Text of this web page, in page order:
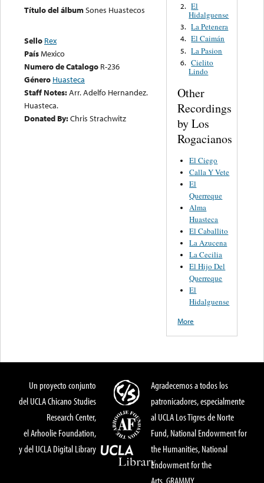
Título del álbumSones Huastecos
Sello Rex
PaísMexico
Numero de Catalogo R-236
Género Huasteca
Staff Notes:Arr. Adelfo Hernandez.
Huasteca.
Donated By:Chris Strachwitz
2. El
Hidalguense
3. La Petenera
4. El Caimán
5. La Pasion
6. Cielito
Lindo
Other
Recordings
by Los
Rogacianos
El Ciego
Calla Y Vete
El
Querreque
Alma
Huasteca
El Caballito
La Azucena
La Cecilia
El Hijo Del
Querreque
El
Hidalguense
More
Un proyecto conjunto
del UCLA Chicano Studies
Research Center,
el Arhoolie Foundation,
y del UCLA Digital Library
Agradecemos a todos los
patronicadores, especialmente
al UCLA Los Tigres de Norte
Fund, National Endowment for
the Humanities, National
Endowment for the